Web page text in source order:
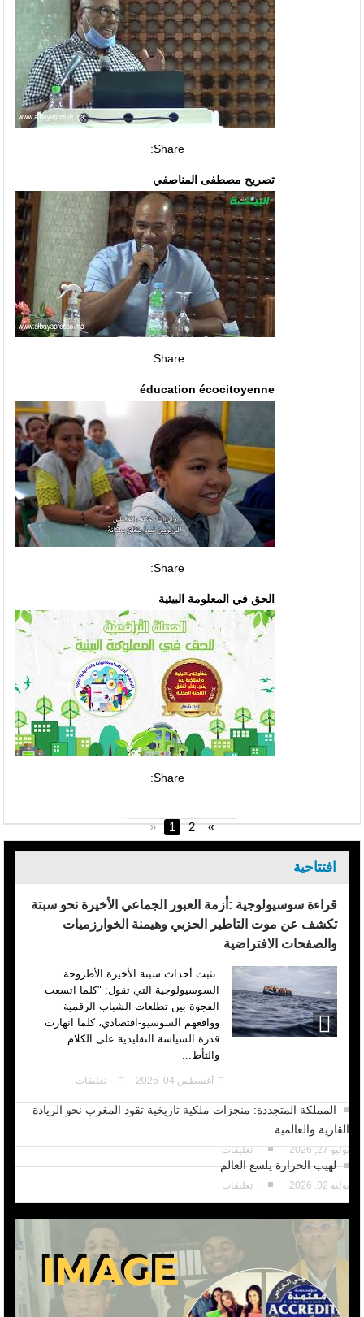
Share:
تصريح مصطفى المناصفي
Share:
éducation écocitoyenne
Share:
الحق في المعلومة البيئية
Share:
« 1 2 »
افتتاحية
قراءة سوسيولوجية :أزمة العبور الجماعي الأخيرة نحو سبتة
تكشف عن موت التاطير الحزبي وهيمنة الخوارزميات
والصفحات الافتراضية
تثبت أحداث سبتة الأخيرة الأطروحة
السوسيولوجية التي تقول: "كلما اتسعت
الفجوة بين تطلعات الشباب الرقمية
وواقعهم السوسيو-اقتصادي، كلما انهارت
قدرة السياسة التقليدية على الكلام
والتأط...
أغسطس 04, 2026 ٠ تعليقات
المملكة المتجددة: منجزات ملكية تاريخية تقود المغرب نحو الريادة
القارية والعالمية
يوليو 27, 2026 ٠ تعليقات
لهيب الحرارة يلسع العالم
يوليو 02, 2026 ٠ تعليقات